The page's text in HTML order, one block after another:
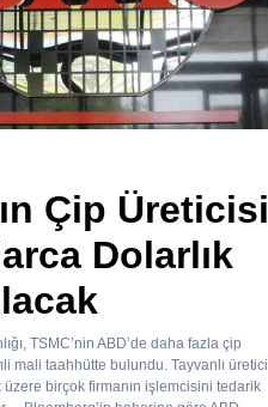
Çip Üreticisi
Dolarlık
TSMC’nin ABD’de daha fazla çip
mali taahhütte bulundu. Tayvanlı üretici
birçok firmanın işlemcisini tedarik